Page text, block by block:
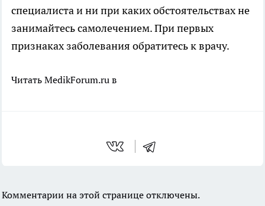
специалиста и ни при каких обстоятельствах не
занимайтесь самолечением. При первых
признаках заболевания обратитесь к врачу.
Читать MedikForum.ru в
Комментарии на этой странице отключены.